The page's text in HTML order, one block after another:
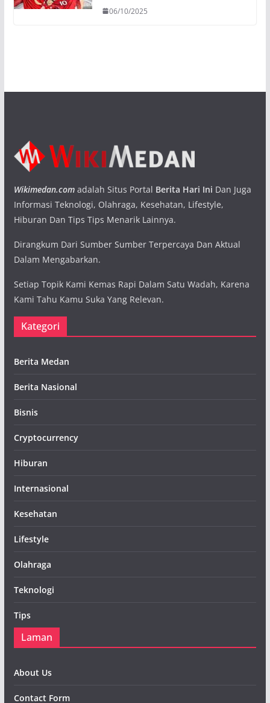
06/10/2025
Wikimedan.comadalah Situs Portal Berita Hari Ini Dan Juga
Informasi Teknologi, Olahraga, Kesehatan, Lifestyle,
Hiburan Dan Tips Tips Menarik Lainnya.
Dirangkum Dari Sumber Sumber Terpercaya Dan Aktual
Dalam Mengabarkan.
Setiap Topik Kami Kemas Rapi Dalam Satu Wadah, Karena
Kami Tahu Kamu Suka Yang Relevan.
Kategori
Berita Medan
Berita Nasional
Bisnis
Cryptocurrency
Hiburan
Internasional
Kesehatan
Lifestyle
Olahraga
Teknologi
Tips
Laman
About Us
Contact Form